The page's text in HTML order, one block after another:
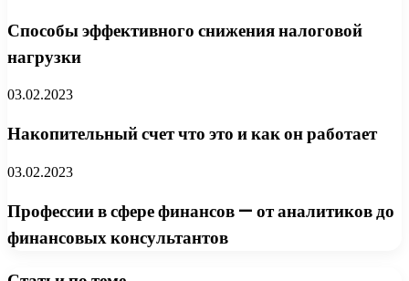
Способы эффективного снижения налоговой
нагрузки
03.02.2023
Накопительный счет что это и как он работает
03.02.2023
Профессии в сфере финансов — от аналитиков до
финансовых консультантов